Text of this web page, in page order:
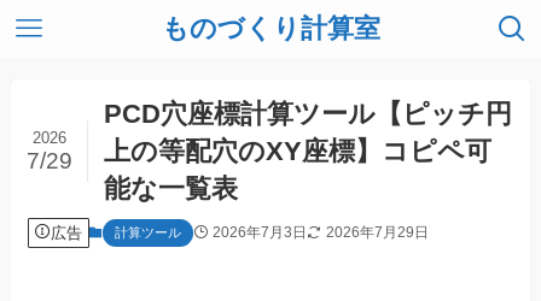
ものづくり計算室
PCD穴座標計算ツール【ピッチ円
上の等配穴のXY座標】コピペ可
能な一覧表
2026
7/29
広告 計算ツール 2026年7月3日 2026年7月29日